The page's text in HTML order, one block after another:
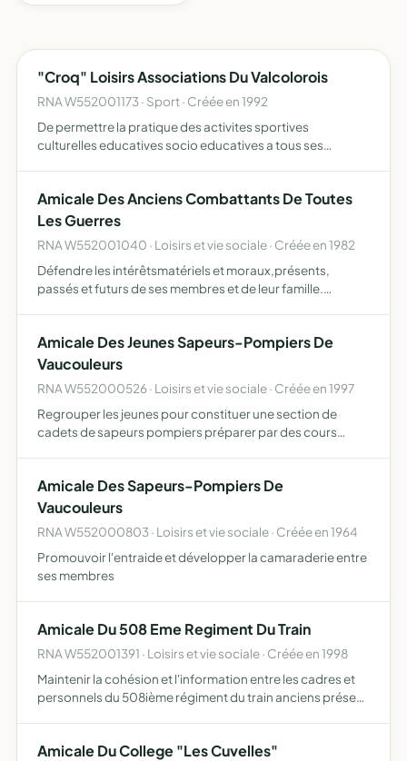
"Croq" Loisirs Associations Du Valcolorois
RNA W552001173 · Sport · Créée en 1992
De permettre la pratique des activites sportives
culturelles educatives socio educatives a tous ses
Amicale Des Anciens Combattants De Toutes
Les Guerres
RNA W552001040 · Loisirs et vie sociale · Créée en 1982
Défendre les intérêtsmatériels et moraux,présents,
passés et futurs de ses membres et de leur famille.
Amicale Des Jeunes Sapeurs-Pompiers De
Vaucouleurs
RNA W552000526 · Loisirs et vie sociale · Créée en 1997
Regrouper les jeunes pour constituer une section de
cadets de sapeurs pompiers préparer par des cours
ultéri…
Amicale Des Sapeurs-Pompiers De
Vaucouleurs
RNA W552000803 · Loisirs et vie sociale · Créée en 1964
Promouvoir l'entraide et développer la camaraderie entre
ses membres
Amicale Du 508 Eme Regiment Du Train
RNA W552001391 · Loisirs et vie sociale · Créée en 1998
Maintenir la cohésion et l'information entre les cadres et
personnels du 508ième régiment du train anciens présent
Amicale Du College "Les Cuvelles"